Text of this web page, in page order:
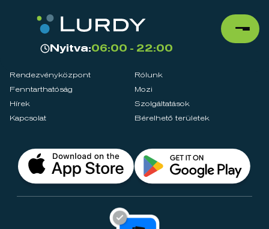
Nyitva:06:00 - 22:00
Rendezvényközpont
Rólunk
Fenntarthatóság
Mozi
Hírek
Szolgáltatások
Kapcsolat
Bérelhető területek